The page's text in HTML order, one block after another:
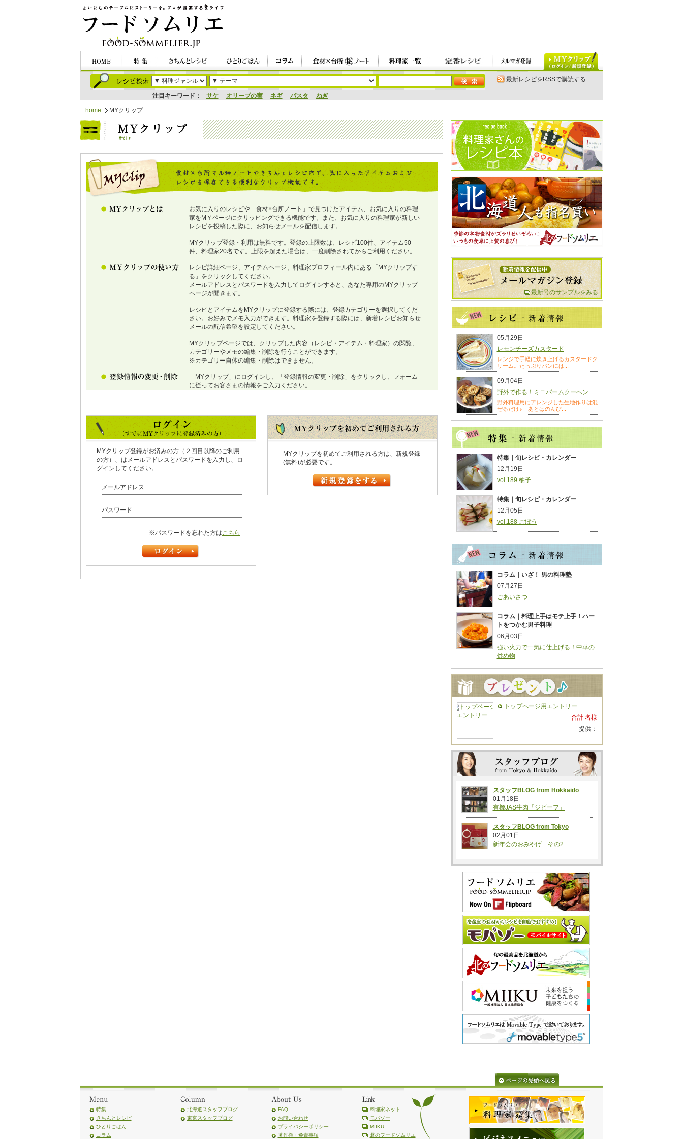
注目キーワード： サケ オリーブの実 ネギ パスタ ねぎ
最新レシピをRSSで購読する
home MYクリップ
お気に入りのレシピや「食材×台所ノート」で見つけたアイテム、お気に入りの料理
家をMＹページにクリッピングできる機能です。また、お気に入りの料理家が新しい
レシピを投稿した際に、お知らせメールを配信します。
MYクリップ登録・利用は無料です。登録の上限数は、レシピ100件、アイテム50
件、料理家20名です。上限を超えた場合は、一度削除されてからご利用ください。
レシピ詳細ページ、アイテムページ、料理家プロフィール内にある「MYクリップす
る」をクリックしてください。
メールアドレスとパスワードを入力してログインすると、あなた専用のMYクリップ
ページが開きます。
レシピとアイテムをMYクリップに登録する際には、登録カテゴリーを選択してくだ
さい。お好みでメモ入力ができます。料理家を登録する際には、新着レシピお知らせ
メールの配信希望を設定してください。
MYクリップページでは、クリップした内容（レシピ・アイテム・料理家）の閲覧、
カテゴリーやメモの編集・削除を行うことができます。
※カテゴリー自体の編集・削除はできません。
「MYクリップ」にログインし、「登録情報の変更・削除」をクリックし、フォーム
に従ってお客さまの情報をご入力ください。
MYクリップ登録がお済みの方（２回目以降のご利用
の方）、はメールアドレスとパスワードを入力し、ロ
グインしてください。
メールアドレス
パスワード
※パスワードを忘れた方はこちら
MYクリップを初めてご利用される方は、新規登録
(無料)が必要です。
最新号のサンプルをみる
05月29日
レモンチーズカスタード
レンジで手軽に炊き上げるカスタードク
リーム。たっぷりパンには...
09月04日
野外で作る！ミニバームクーヘン
野外料理用にアレンジした生地作りは混
ぜるだけ♪ あとはのんび...
特集｜旬レシピ・カレンダー
12月19日
vol.189 柚子
特集｜旬レシピ・カレンダー
12月05日
vol.188 ごぼう
コラム｜いざ！ 男の料理塾
07月27日
ごあいさつ
コラム｜料理上手はモテ上手！ハー
トをつかむ男子料理
06月03日
強い火力で一気に仕上げる！中華の
炒め物
トップページ用エントリー
合計 名様
提供：
スタッフBLOG from Hokkaido
01月18日
有機JAS牛肉「ジビーフ」
スタッフBLOG from Tokyo
02月01日
新年会のおみやげ その2
特集
きちんとレシピ
ひとりごはん
コラム
北海道スタッフブログ
東京スタッフブログ
FAQ
お問い合わせ
プライバシーポリシー
著作権・免責事項
料理家ネット
モバゾー
MIIKU
北のフードソムリエ